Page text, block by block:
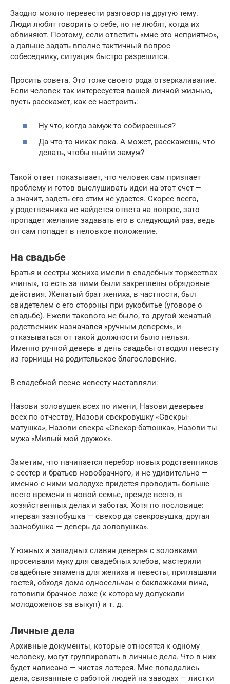
Заодно можно перевести разговор на другую тему.
Люди любят говорить о себе, но не любят, когда их
обвиняют. Поэтому, если ответить «мне это неприятно»,
а дальше задать вполне тактичный вопрос
собеседнику, ситуация быстро разрешится.
Просить совета. Это тоже своего рода отзеркаливание.
Если человек так интересуется вашей личной жизнью,
пусть расскажет, как ее настроить:
Ну что, когда замуж-то собираешься?
Да что-то никак пока. А может, расскажешь, что
делать, чтобы выйти замуж?
Такой ответ показывает, что человек сам признает
проблему и готов выслушивать идеи на этот счет —
а значит, задеть его этим не удастся. Скорее всего,
у родственника не найдется ответа на вопрос, зато
пропадет желание задавать его в следующий раз, ведь
он сам попадет в неловкое положение.
На свадьбе
Братья и сестры жениха имели в свадебных торжествах
«чины», то есть за ними были закреплены обрядовые
действия. Женатый брат жениха, в частности, был
свидетелем с его стороны при рукобитье (уговоре о
свадьбе). Ежели такового не было, то другой женатый
родственник назначался «ручным деверем», и
отказываться от такой должности было нельзя.
Именно ручной деверь в день свадьбы отводил невесту
из горницы на родительское благословение.
В свадебной песне невесту наставляли:
Назови золовушек всех по имени, Назови деверьев
всех по отчеству, Назови свекровушку «Свекры-
матушка», Назови свекра «Свекор-батюшка», Назови ты
мужа «Милый мой дружок».
Заметим, что начинается перебор новых родственников
с сестер и братьев новобрачного, и не удивительно —
именно с ними молодухе придется проводить больше
всего времени в новой семье, прежде всего, в
хозяйственных делах и заботах. Хотя по пословице:
«первая зазнобушка — свекор да свекровушка, другая
зазнобушка — деверь да золовушка».
У южных и западных славян деверья с золовками
просеивали муку для свадебных хлебов, мастерили
свадебные знамена для жениха и невесты, приглашали
гостей, обходя дома односельчан с баклажками вина,
готовили брачное ложе (к которому допускали
молодоженов за выкуп) и т. д.
Личные дела
Архивные документы, которые относятся к одному
человеку, могут группировать в личные дела. Что в них
будет написано — чистая лотерея. Мне попадались
дела, связанные с работой людей на заводах — листки